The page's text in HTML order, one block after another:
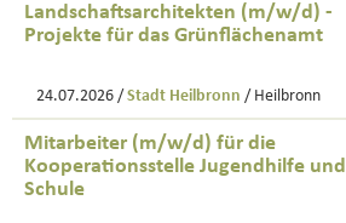
Landschaftsarchitekten (m/w/d) -
Projekte für das Grünflächenamt
24.07.2026 / Stadt Heilbronn / Heilbronn
Mitarbeiter (m/w/d) für die
Kooperationsstelle Jugendhilfe und
Schule